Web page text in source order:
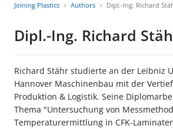
Joining Plastics Authors Dipl.-Ing. Richard
Dipl.-Ing. Richard
Richard Stähr studierte an der Leibniz
Hannover Maschinenbau mit der
Produktion & Logistik. Seine
Thema "Untersuchung von
Temperaturermittlung in CFK-